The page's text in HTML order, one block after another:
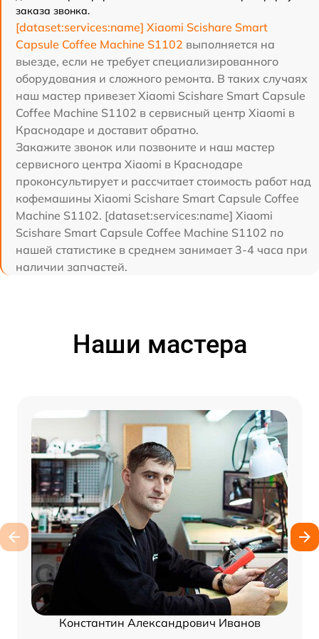
заказа звонка.
[dataset:services:name] Xiaomi Scishare Smart
Capsule Coffee Machine S1102 выполняется на
выезде, если не требует специализированного
оборудования и сложного ремонта. В таких случаях
наш мастер привезет Xiaomi Scishare Smart Capsule
Coffee Machine S1102 в сервисный центр Xiaomi в
Краснодаре и доставит обратно.
Закажите звонок или позвоните и наш мастер
сервисного центра Xiaomi в Краснодаре
проконсультирует и рассчитает стоимость работ над
кофемашины Xiaomi Scishare Smart Capsule Coffee
Machine S1102. [dataset:services:name] Xiaomi
Scishare Smart Capsule Coffee Machine S1102 по
нашей статистике в среднем занимает 3-4 часа при
наличии запчастей.
Наши мастера
Константин Александрович Иванов